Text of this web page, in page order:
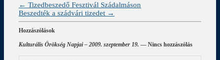
← Tizedbeszedő Fesztivál Szádalmáson
Beszedték a szádvári tizedet →
Hozzászólások
Kulturális Örökség Napjai – 2009. szeptember 19. — Nincs hozzászólás